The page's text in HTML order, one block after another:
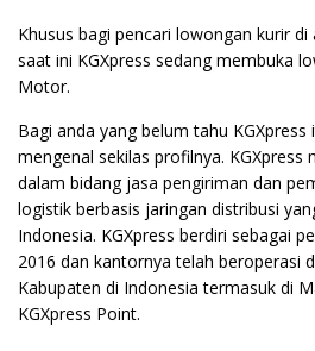
Khusus bagi pencari lowongan kurir
saat ini KGXpress sedang membuka
Motor.
Bagi anda yang belum tahu
mengenal sekilas profilnya. KGXpress
dalam bidang jasa pengiriman dan
logistik berbasis jaringan distribusi
Indonesia. KGXpress berdiri sebagai
2016 dan kantornya telah beroperasi
Kabupaten di Indonesia termasuk di
KGXpress Point.